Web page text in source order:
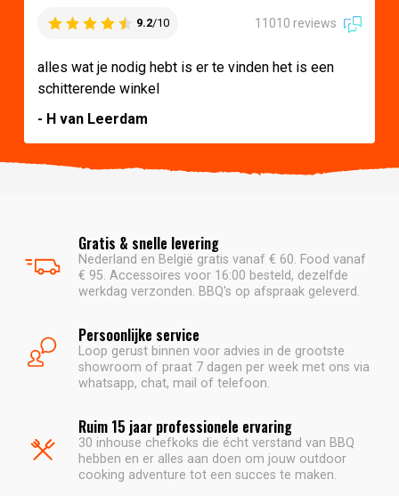
9.2/10 11010 reviews
alles wat je nodig hebt is er te vinden het is een
schitterende winkel
- H van Leerdam
Gratis & snelle levering
Nederland en België gratis vanaf € 60. Food vanaf
€ 95. Accessoires voor 16:00 besteld, dezelfde
werkdag verzonden. BBQ's op afspraak geleverd.
Persoonlijke service
Loop gerust binnen voor advies in de grootste
showroom of praat 7 dagen per week met ons via
whatsapp, chat, mail of telefoon.
Ruim 15 jaar professionele ervaring
30 inhouse chefkoks die écht verstand van BBQ
hebben en er alles aan doen om jouw outdoor
cooking adventure tot een succes te maken.